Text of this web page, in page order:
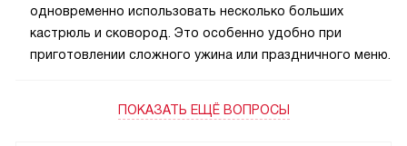
одновременно использовать несколько больших
кастрюль и сковород. Это особенно удобно при
приготовлении сложного ужина или праздничного меню.
ПОКАЗАТЬ ЕЩЁ ВОПРОСЫ